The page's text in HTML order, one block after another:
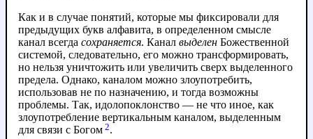
Как и в случае понятий, которые мы фиксировали для
предыдущих букв алфавита, в определенном смысле
канал всегда сохраняется. Канал выделен Божественной
системой, следовательно, его можно трансформировать,
но нельзя уничтожить или увеличить сверх выделенного
предела. Однако, каналом можно злоупотребить,
использовав не по назначению, и тогда возможны
проблемы. Так, идолопоклонство — не что иное, как
злоупотребление вертикальным каналом, выделенным
для связи с Богом 2.